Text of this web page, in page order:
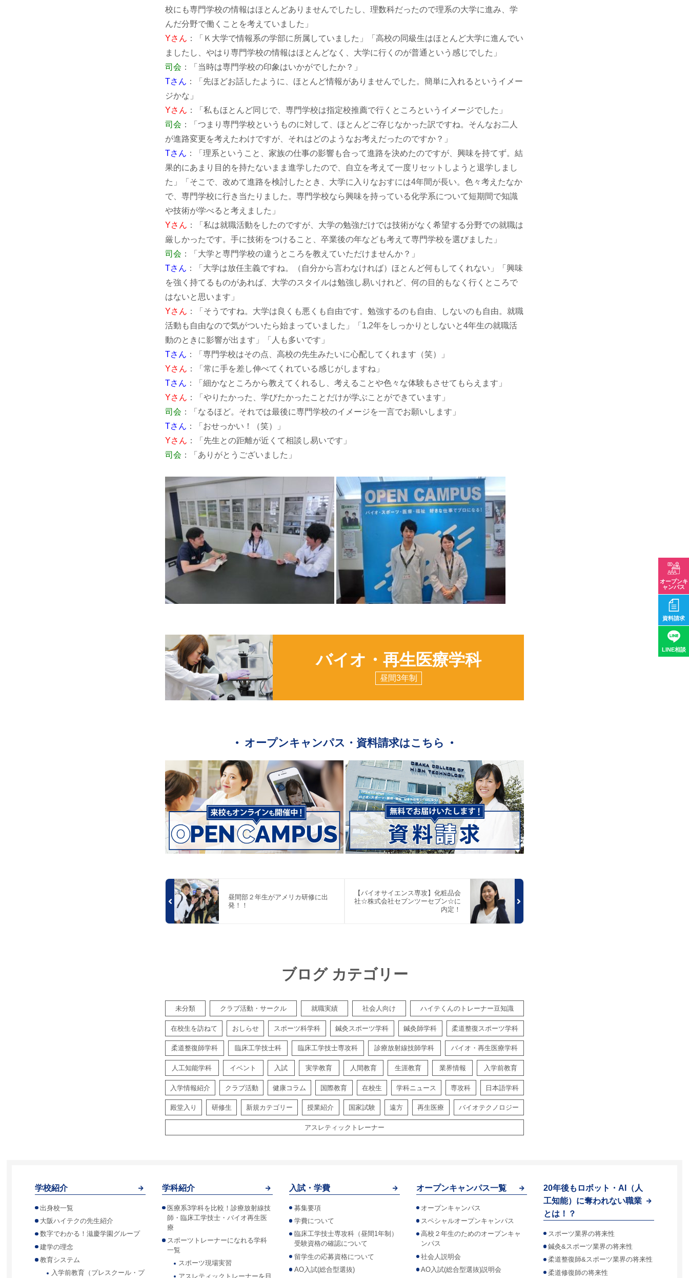
校にも専門学校の情報はほとんどありませんでしたし、理数科だったので理系の大学に進み、学
んだ分野で働くことを考えていました」
Yさん ：「Ｋ大学で情報系の学部に所属していました」「高校の同級生はほとんど大学に進んでい
ましたし、やはり専門学校の情報はほとんどなく、大学に行くのが普通という感じでした」
司会 ：「当時は専門学校の印象はいかがでしたか？」
Tさん ：「先ほどお話したように、ほとんど情報がありませんでした。簡単に入れるというイメー
ジかな」
Yさん ：「私もほとんど同じで、専門学校は指定校推薦で行くところというイメージでした」
司会 ：「つまり専門学校というものに対して、ほとんどご存じなかった訳ですね。そんなお二人
が進路変更を考えたわけですが、それはどのようなお考えだったのですか？」
Tさん ：「理系ということ、家族の仕事の影響も合って進路を決めたのですが、興味を持てず。結
果的にあまり目的を持たないまま進学したので、自立を考えて一度リセットしようと退学しまし
た」「そこで、改めて進路を検討したとき、大学に入りなおすには4年間が長い。色々考えたなか
で、専門学校に行き当たりました。専門学校なら興味を持っている化学系について短期間で知識
や技術が学べると考えました」
Yさん ：「私は就職活動をしたのですが、大学の勉強だけでは技術がなく希望する分野での就職は
厳しかったです。手に技術をつけること、卒業後の年なども考えて専門学校を選びました」
司会 ：「大学と専門学校の違うところを教えていただけませんか？」
Tさん ：「大学は放任主義ですね。（自分から言わなければ）ほとんど何もしてくれない」「興味
を強く持てるものがあれば、大学のスタイルは勉強し易いけれど、何の目的もなく行くところで
はないと思います」
Yさん ：「そうですね。大学は良くも悪くも自由です。勉強するのも自由、しないのも自由。就職
活動も自由なので気がついたら始まっていました」「1,2年をしっかりとしないと4年生の就職活
動のときに影響が出ます」「人も多いです」
Tさん ：「専門学校はその点、高校の先生みたいに心配してくれます（笑）」
Yさん ：「常に手を差し伸べてくれている感じがしますね」
Tさん ：「細かなところから教えてくれるし、考えることや色々な体験もさせてもらえます」
Yさん ：「やりたかった、学びたかったことだけが学ぶことができています」
司会 ：「なるほど。それでは最後に専門学校のイメージを一言でお願いします」
Tさん ：「おせっかい！（笑）」
Yさん ：「先生との距離が近くて相談し易いです」
司会 ：「ありがとうございました」
バイオ・再生医療学科
昼間3年制
オープンキャンパス・資料請求はこちら
昼間部２年生がアメリカ研修に出
発！！
【バイオサイエンス専攻】化粧品会
社☆株式会社セブンツーセブン☆に
内定！
ブログ カテゴリー
未分類 クラブ活動・サークル 就職実績 社会人向け ハイテくんのトレーナー豆知識
在校生を訪ねて おしらせ スポーツ科学科 鍼灸スポーツ学科 鍼灸師学科 柔道整復スポーツ学科
柔道整復師学科 臨床工学技士科 臨床工学技士専攻科 診療放射線技師学科 バイオ・再生医療学科
人工知能学科 イベント 入試 実学教育 人間教育 生涯教育 業界情報 入学前教育
入学情報紹介 クラブ活動 健康コラム 国際教育 在校生 学科ニュース 専攻科 日本語学科
殿堂入り 研修生 新規カテゴリー 授業紹介 国家試験 遠方 再生医療 バイオテクノロジー
アスレティックトレーナー
学校紹介
出身校一覧
大阪ハイテクの先生紹介
数字でわかる！滋慶学園グループ
建学の理念
教育システム
入学前教育（プレスクール・プ
学科紹介
医療系3学科を比較！診療放射線技
師・臨床工学技士・バイオ再生医
療
スポーツトレーナーになれる学科
一覧
スポーツ現場実習
アスレティックトレーナーを目
入試・学費
募集要項
学費について
臨床工学技士専攻科（昼間1年制）
受験資格の確認について
留学生の応募資格について
AO入試(総合型選抜)
オープンキャンパス一覧
オープンキャンパス
スペシャルオープンキャンパス
高校２年生のためのオープンキャ
ンパス
社会人説明会
AO入試(総合型選抜)説明会
20年後もロボット・AI（人
工知能）に奪われない職業
とは！？
スポーツ業界の将来性
鍼灸&スポーツ業界の将来性
柔道整復師&スポーツ業界の将来性
柔道修復師の将来性
オープンキ
ャンパス
資料請求
LINE相談